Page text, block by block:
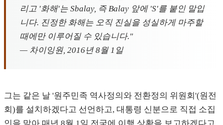
리고 '화해'는 Sbalay, 즉 Balay 앞에 'S'를 붙인 말입
니다. 진정한 화해는 오직 진실을 성실하게 마주할
때에만 이루어질 수 있습니다."
— 차이잉원, 2016년 8월 1일
그는 같은 날 '원주민족 역사정의와 전환정의 위원회'(원전
회)를 설치하겠다고 선언하고, 대통령 신분으로 직접 소집